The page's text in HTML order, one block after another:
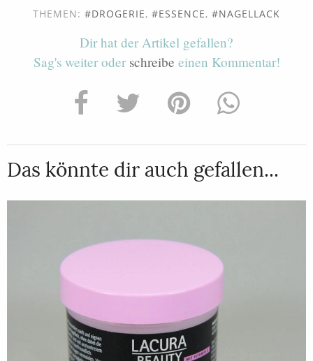
THEMEN: DROGERIE, ESSENCE, NAGELLACK
Dir hat der Artikel gefallen?
Sag's weiter oder schreibe einen Kommentar!
Das könnte dir auch gefallen...